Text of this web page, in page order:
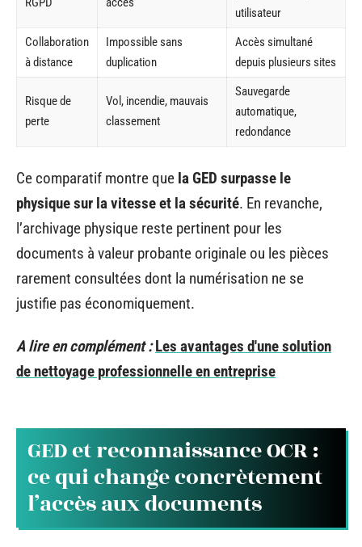
utilisateur
Collaboration
à distance
Impossible sans
duplication
Accès simultané
depuis plusieurs sites
Risque de
perte
Vol, incendie, mauvais
classement
Sauvegarde
automatique,
redondance
Ce comparatif montre que la GED surpasse le
physique sur la vitesse et la sécurité. En revanche,
l’archivage physique reste pertinent pour les
documents à valeur probante originale ou les pièces
rarement consultées dont la numérisation ne se
justifie pas économiquement.
A lire en complément : Les avantages d'une solution
de nettoyage professionnelle en entreprise
GED et reconnaissance OCR :
ce qui change concrètement
l’accès aux documents